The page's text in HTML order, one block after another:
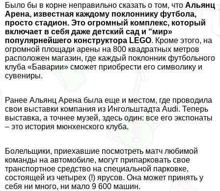
Было бы в корне неправильно сказать о том, что Альянц
Арена, известная каждому поклоннику футбола,
просто стадион. Это огромный комплекс, который
включает в себя даже детский сад и “мир»
популярнейшего конструктора LEGO. Кроме этого, на
огромной площади арены на 800 квадратных метров
расположен магазин, где каждый поклонник футбольного
клуба «Баварии» сможет приобрести его символику и
сувениры.
Ранее Альянц Арена была еще и местом, где проводила
свои выставки компания из Ингольштадта Audi. Теперь
выставка, а точнее музей, здесь один: все его экспонаты
– это история мюнхенского клуба.
Болельщики, приехавшие посмотреть матч любимой
комaнды на автомобиле, могут припарковать свое
трaнcпортное средство на специальной парковке,
состоящей из четырех (!) ярусов. Она может принять у
себя ни много, ни мало 9 600 машин.